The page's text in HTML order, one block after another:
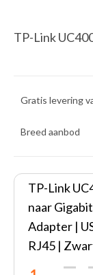
TP-Link
Gratis levering
Breed aanbod
TP-Link
naar
Adapter |
RJ45 |